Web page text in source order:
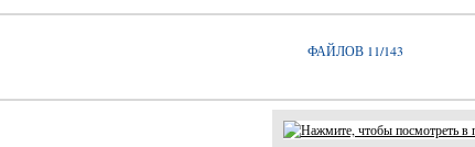
ФАЙЛОВ 11/143